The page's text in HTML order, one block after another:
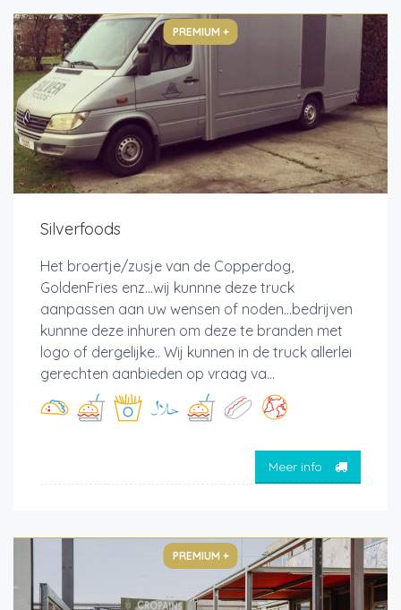
PREMIUM +
Silverfoods
Het broertje/zusje van de Copperdog,
GoldenFries enz...wij kunnne deze truck
aanpassen aan uw wensen of noden...bedrijven
kunnne deze inhuren om deze te branden met
logo of dergelijke.. Wij kunnen in de truck allerlei
gerechten aanbieden op vraag va...
Meer info
PREMIUM +